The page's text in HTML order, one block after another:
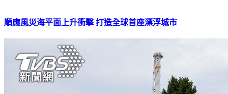
順應風災海平面上升衝擊 打造全球首座漂浮城市